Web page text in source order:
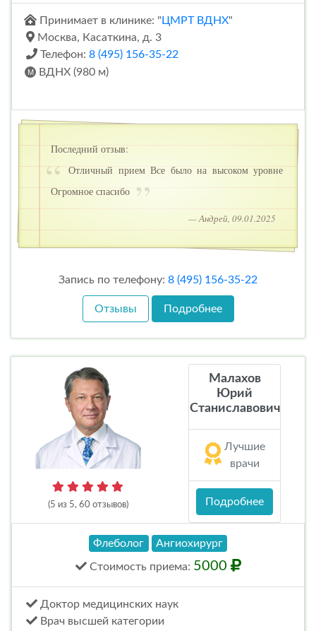
Принимает в клинике: " ЦМРТ ВДНХ"
Москва, Касаткина, д. 3
Телефон: 8 (495) 156-35-22
ВДНХ (980 м)
Последний отзыв:
Отличный прием Все было на высоком уровне
Огромное спасибо
— Андрей, 09.01.2025
Запись по телефону: 8 (495) 156-35-22
Отзывы Подробнее
(5 из 5, 60 отзывов)
Малахов
Юрий
Станиславович
Лучшие
врачи
Подробнее
Флеболог Ангиохирург
Стоимость приема: 5000
Доктор медицинских наук
Врач высшей категории